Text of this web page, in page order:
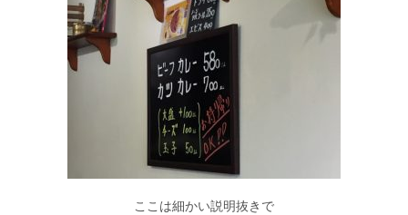
ここは細かい説明抜きで